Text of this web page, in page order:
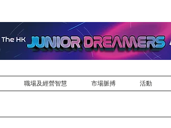
職場及經營智慧 市場脈搏 活動